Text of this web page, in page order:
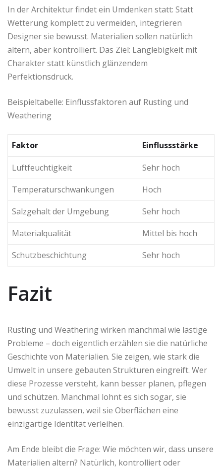
In der Architektur findet ein Umdenken statt: Statt
Wetterung komplett zu vermeiden, integrieren
Designer sie bewusst. Materialien sollen natürlich
altern, aber kontrolliert. Das Ziel: Langlebigkeit mit
Charakter statt künstlich glänzendem
Perfektionsdruck.
Beispieltabelle: Einflussfaktoren auf Rusting und
Weathering
Faktor Einflussstärke
Luftfeuchtigkeit
Sehr hoch
Temperaturschwankungen
Hoch
Salzgehalt der Umgebung
Sehr hoch
Materialqualität
Mittel bis hoch
Schutzbeschichtung
Sehr hoch
Fazit
Rusting und Weathering wirken manchmal wie lästige
Probleme – doch eigentlich erzählen sie die natürliche
Geschichte von Materialien. Sie zeigen, wie stark die
Umwelt in unsere gebauten Strukturen eingreift. Wer
diese Prozesse versteht, kann besser planen, pflegen
und schützen. Manchmal lohnt es sich sogar, sie
bewusst zuzulassen, weil sie Oberflächen eine
einzigartige Identität verleihen.
Am Ende bleibt die Frage: Wie möchten wir, dass unsere
Materialien altern? Natürlich, kontrolliert oder